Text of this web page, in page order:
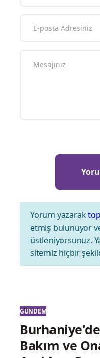
Yorum yazarak
etmiş bulunuyor
üstleniyorsunuz.
sitemiz hiçbir
GÜNDEM
Bakım ve